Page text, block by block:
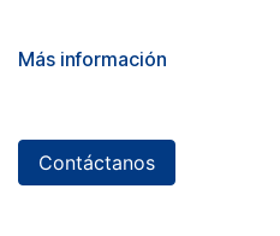
Más información
Contáctanos